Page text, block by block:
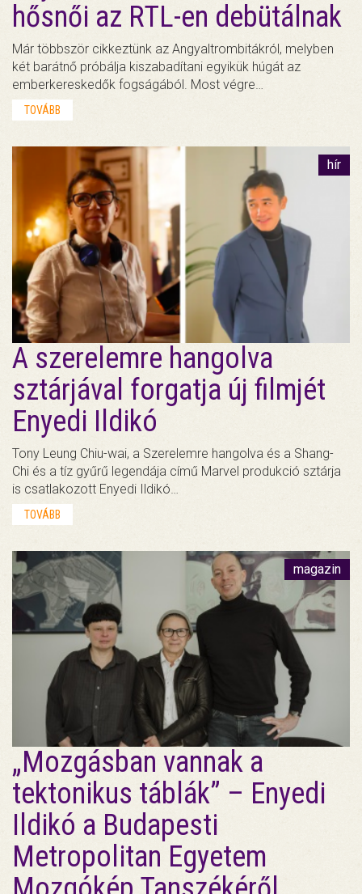
hősnői az RTL-en debütálnak
Már többször cikkeztünk az Angyaltrombitákról, melyben
két barátnő próbálja kiszabadítani egyikük húgát az
emberkereskedők fogságából. Most végre…
TOVÁBB
hír
A szerelemre hangolva
sztárjával forgatja új filmjét
Enyedi Ildikó
Tony Leung Chiu-wai, a Szerelemre hangolva és a Shang-
Chi és a tíz gyűrű legendája című Marvel produkció sztárja
is csatlakozott Enyedi Ildikó…
TOVÁBB
magazin
„Mozgásban vannak a
tektonikus táblák” – Enyedi
Ildikó a Budapesti
Metropolitan Egyetem